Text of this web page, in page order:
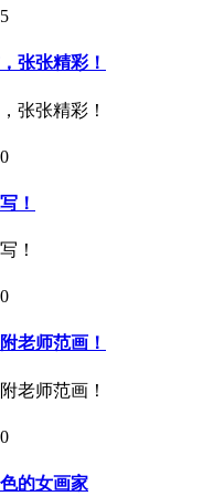
张张精彩！
张张精彩！
！
！
老师范画！
老师范画！
的女画家